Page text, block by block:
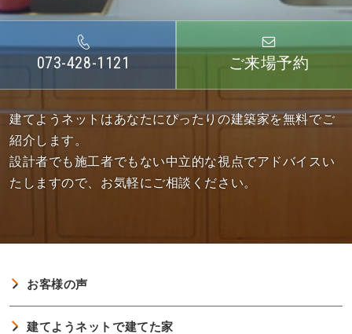
073-428-1121 ご来場予約
建てようネットはあなたにぴったりの建築家を無料でご
紹介します。
設計者でも施工者でもない中立的な視点でアドバイスい
たしますので、お気軽にご相談ください。
お客様の声
建てようネットで建てた家